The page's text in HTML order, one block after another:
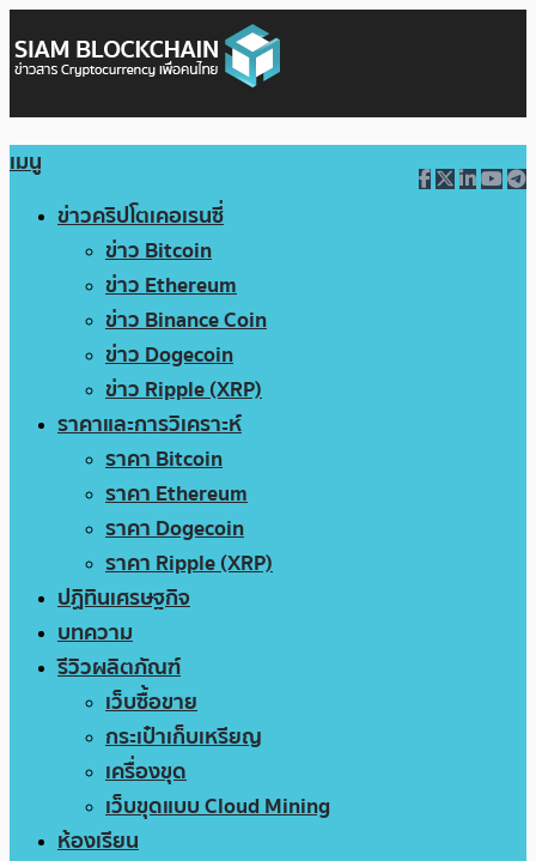
เมนู
ข่าวคริปโตเคอเรนซี่
ข่าว Bitcoin
ข่าว Ethereum
ข่าว Binance Coin
ข่าว Dogecoin
ข่าว Ripple (XRP)
ราคาและการวิเคราะห์
ราคา Bitcoin
ราคา Ethereum
ราคา Dogecoin
ราคา Ripple (XRP)
ปฏิทินเศรษฐกิจ
บทความ
รีวิวผลิตภัณฑ์
เว็บซื้อขาย
กระเป๋าเก็บเหรียญ
เครื่องขุด
เว็บขุดแบบ Cloud Mining
ห้องเรียน